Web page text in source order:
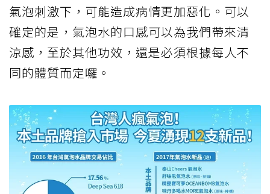
氣泡刺激下，可能造成病情更加惡化。可以
確定的是，氣泡水的口感可以為我們帶來清
涼感，至於其他功效，還是必須根據每人不
同的體質而定囉。